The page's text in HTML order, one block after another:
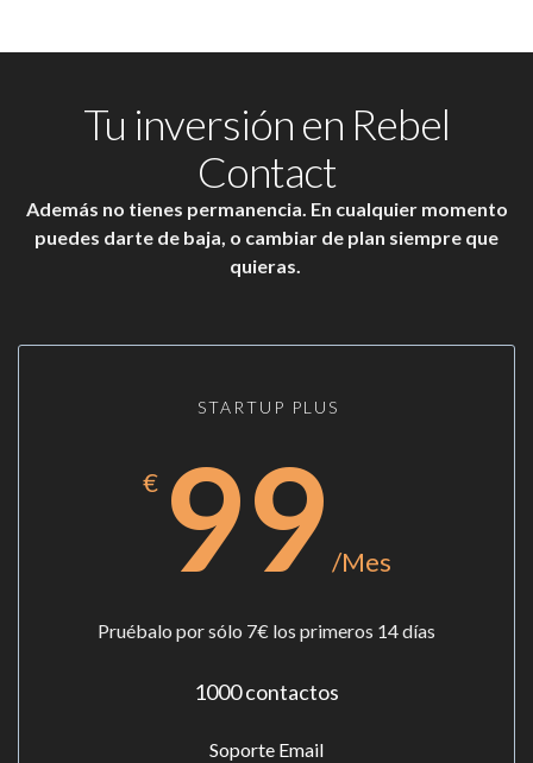
Tu inversión en Rebel
Contact
Además no tienes permanencia. En cualquier momento
puedes darte de baja, o cambiar de plan siempre que
quieras.
STARTUP PLUS
€ 99 /Mes
Pruébalo por sólo 7€ los primeros 14 días
1000 contactos
Soporte Email